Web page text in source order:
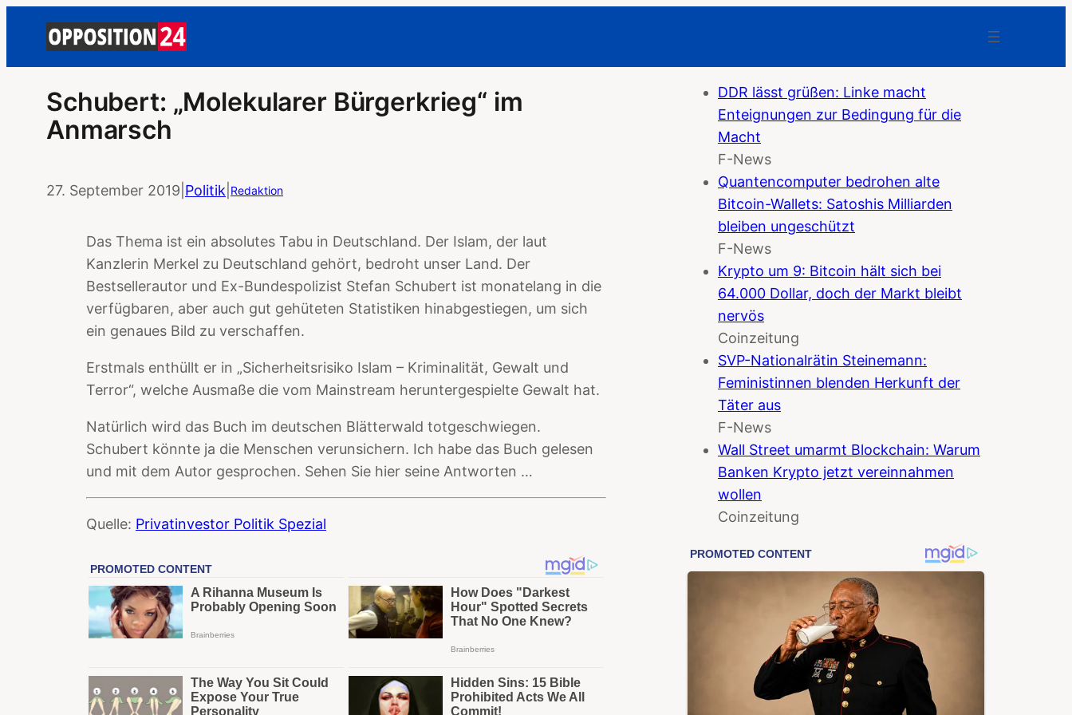
Schubert: „Molekularer Bürgerkrieg“ im
Anmarsch
27. September 2019 Politik Redaktion
Das Thema ist ein absolutes Tabu in Deutschland. Der Islam, der laut
Kanzlerin Merkel zu Deutschland gehört, bedroht unser Land. Der
Bestsellerautor und Ex-Bundespolizist Stefan Schubert ist monatelang in die
verfügbaren, aber auch gut gehüteten Statistiken hinabgestiegen, um sich
ein genaues Bild zu verschaffen.
Erstmals enthüllt er in „Sicherheitsrisiko Islam – Kriminalität, Gewalt und
Terror“, welche Ausmaße die vom Mainstream heruntergespielte Gewalt hat.
Natürlich wird das Buch im deutschen Blätterwald totgeschwiegen.
Schubert könnte ja die Menschen verunsichern. Ich habe das Buch gelesen
und mit dem Autor gesprochen. Sehen Sie hier seine Antworten …
Quelle: Privatinvestor Politik Spezial
DDR lässt grüßen: Linke macht
Enteignungen zur Bedingung für die
Macht
F-News
Quantencomputer bedrohen alte
Bitcoin-Wallets: Satoshis Milliarden
bleiben ungeschützt
F-News
Krypto um 9: Bitcoin hält sich bei
64.000 Dollar, doch der Markt bleibt
nervös
Coinzeitung
SVP-Nationalrätin Steinemann:
Feministinnen blenden Herkunft der
Täter aus
F-News
Wall Street umarmt Blockchain: Warum
Banken Krypto jetzt vereinnahmen
wollen
Coinzeitung